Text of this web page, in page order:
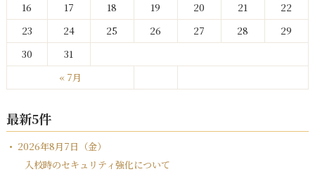
« 7月
16
17 18 19 20 21
22
23
24 25 26 27 28
29
30
31
最新5件
2026年8月7日（金）
入校時のセキュリティ強化について